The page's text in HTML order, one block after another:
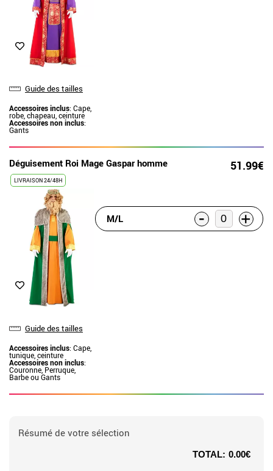
Guide des tailles
Accessoires inclus: Cape,
robe, chapeau, ceinture
Accessoires non inclus:
Gants
Déguisement Roi Mage Gaspar homme 51.99€
LIVRAISON 24/48H
Guide des tailles
Accessoires inclus: Cape,
tunique, ceinture
Accessoires non inclus:
Couronne, Perruque,
Barbe ou Gants
M/L - +
Résumé de votre sélection
TOTAL: 0.00€